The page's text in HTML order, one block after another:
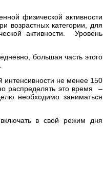
физической активности
возрастных категории, для
активности. Уровень
большая часть этого
не менее 150
распределять это время –
необходимо заниматься
в свой режим дня